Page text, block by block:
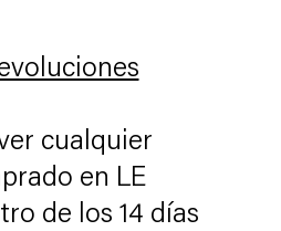
cualquier
en LE
de los 14 días